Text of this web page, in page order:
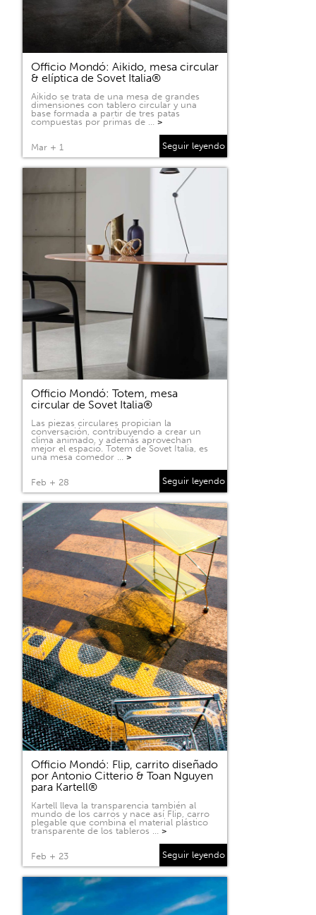
Officio Mondó: Aikido, mesa circular
& elíptica de Sovet Italia®
Aikido se trata de una mesa de grandes
dimensiones con tablero circular y una
base formada a partir de tres patas
compuestas por primas de … >
Mar + 1 Seguir leyendo
Officio Mondó: Totem, mesa
circular de Sovet Italia®
Las piezas circulares propician la
conversación, contribuyendo a crear un
clima animado, y además aprovechan
mejor el espacio. Totem de Sovet Italia, es
una mesa comedor … >
Feb + 28 Seguir leyendo
Officio Mondó: Flip, carrito diseñado
por Antonio Citterio & Toan Nguyen
para Kartell®
Kartell lleva la transparencia también al
mundo de los carros y nace así Flip, carro
plegable que combina el material plástico
transparente de los tableros … >
Feb + 23 Seguir leyendo